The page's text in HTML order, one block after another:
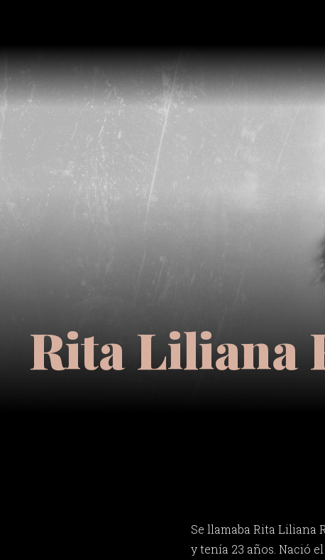
Rita Liliana
Se llamaba Rita Liliana
y tenía 23 años. Nació